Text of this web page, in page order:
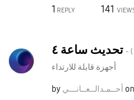
1 REPLY 141
تحديث ساعة ٤ - (
أجهزة قابلة للارتداء
by أحــمـدالــعــانـــي on